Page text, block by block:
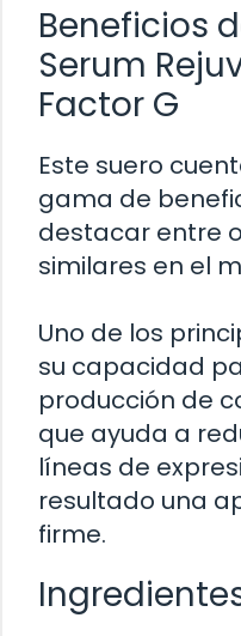
Beneficios
Serum
Factor G
Este suero
gama de
destacar entre
similares en el
Uno de los
su capacidad
producción de
que ayuda a
líneas de
resultado una
firme.